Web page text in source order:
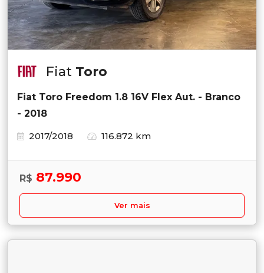
Fiat Toro
Fiat Toro Freedom 1.8 16V Flex Aut. - Branco
- 2018
2017/2018
116.872 km
R$ 87.990
Ver mais